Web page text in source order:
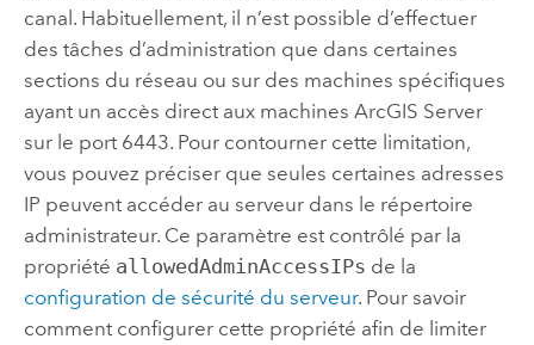
canal. Habituellement, il n’est possible d’effectuer
des tâches d’administration que dans certaines
sections du réseau ou sur des machines spécifiques
ayant un accès direct aux machines ArcGIS Server
sur le port 6443. Pour contourner cette limitation,
vous pouvez préciser que seules certaines adresses
IP peuvent accéder au serveur dans le répertoire
administrateur. Ce paramètre est contrôlé par la
propriété allowedAdminAccessIPs de la
configuration de sécurité du serveur. Pour savoir
comment configurer cette propriété afin de limiter